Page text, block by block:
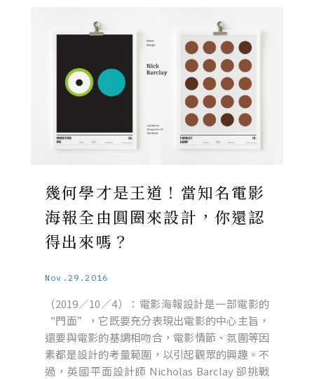
幾何學才是王道！當知名電影
海報全由圓圈來設計，你還認
得出來嗎？
Nov.29.2016
（2019／10／4）：電影海報設計是一部電影的
“門面”，它既要充分表現出電影的中心主旨，
還要與電影的基調相吻合，電影情節、氛圍等因
素都是設計的考量範圍，以引起觀眾的興趣。不
過，英國平面設計師 Nicholas Barclay 卻挑戰